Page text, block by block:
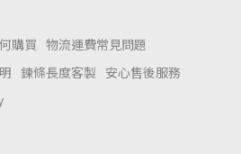
購買 物流運費常見問題
鍊條長度客製 安心售後服務